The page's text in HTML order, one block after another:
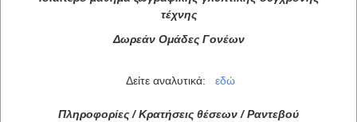
τέχνης
Δωρεάν Ομάδες Γονέων
Δείτε αναλυτικά: εδώ
Πληροφορίες / Κρατήσεις θέσεων / Ραντεβού